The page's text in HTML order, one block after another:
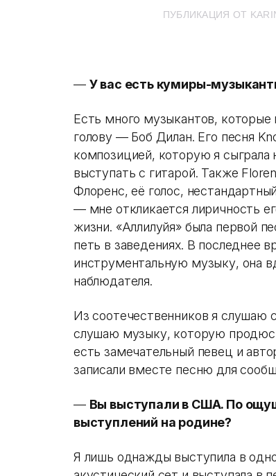
ПУБЛИКАЦИЯ ОТ
— У вас есть кумиры-
Есть много музыкантов,
голову — Боб Дилан. Его песня
композицией, которую я сыграла
выступать с гитарой. Также
Флоренс, её голос,
— мне откликается лиричность
жизни. «Аллилуйя» была первой
петь в заведениях. В последнее
инструментальную музыку, она
наблюдателя.
Из соотечественников я слушаю
слушаю музыку, которую
есть замечательный певец и
записали вместе песню для
— Вы выступали в США. По
выступлений на родине?
Я лишь однажды выступила в